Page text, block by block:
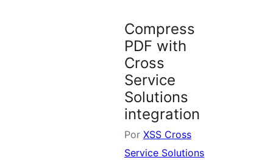
Compress
PDF with
Cross
Service
Solutions
integration
Por XSS Cross
Service Solutions